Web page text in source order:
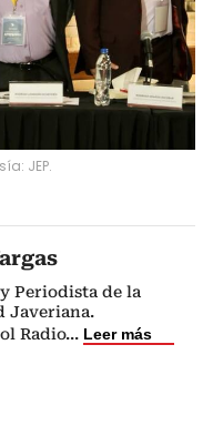
JEP.
Periodista de la
Javeriana.
Radio... Leer más